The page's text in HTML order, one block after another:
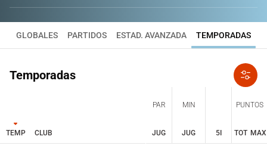
GLOBALES PARTIDOS ESTAD. AVANZADA TEMPORADAS
Temporadas
TEMP CLUB
PAR MIN
5I
PUNTOS
JUG JUG TOT MAX